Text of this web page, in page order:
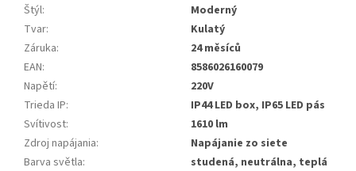
Štýl:
Moderný
Tvar:
Kulatý
Záruka:
24 měsíců
EAN:
8586026160079
Napětí:
220V
Trieda IP:
IP44 LED box, IP65 LED pás
Svítivost:
1610 lm
Zdroj napájania:
Napájanie zo siete
Barva světla:
studená, neutrálna, teplá